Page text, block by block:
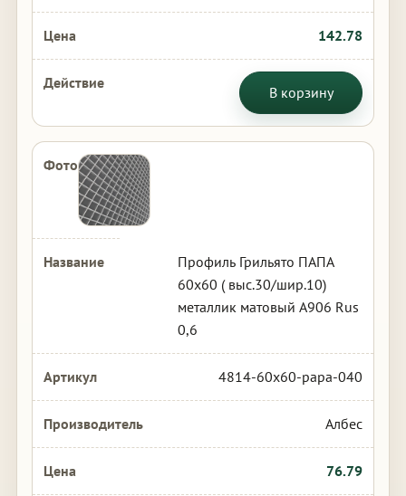
142.78
В корзину
Профиль Грильято ПАПА
60х60 ( выс.30/шир.10)
металлик матовый А906 Rus
0,6
4814-60x60-papa-040
Албес
76.79